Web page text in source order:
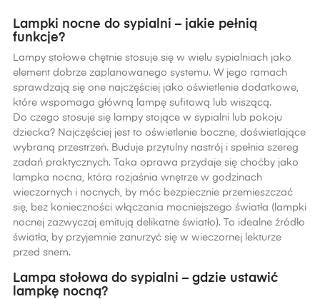
Lampki nocne do sypialni – jakie pełnią
funkcje?
Lampy stołowe chętnie stosuje się w wielu sypialniach jako
element dobrze zaplanowanego systemu. W jego ramach
sprawdzają się one najczęściej jako oświetlenie dodatkowe,
które wspomaga główną lampę sufitową lub wiszącą.
Do czego stosuje się lampy stojące w sypialni lub pokoju
dziecka? Najczęściej jest to oświetlenie boczne, doświetlające
wybraną przestrzeń. Buduje przytulny nastrój i spełnia szereg
zadań praktycznych. Taka oprawa przydaje się choćby jako
lampka nocna, która rozjaśnia wnętrze w godzinach
wieczornych i nocnych, by móc bezpiecznie przemieszczać
się, bez konieczności włączania mocniejszego światła (lampki
nocnej zazwyczaj emitują delikatne światło). To idealne źródło
światła, by przyjemnie zanurzyć się w wieczornej lekturze
przed snem.
Lampa stołowa do sypialni – gdzie ustawić
lampkę nocną?